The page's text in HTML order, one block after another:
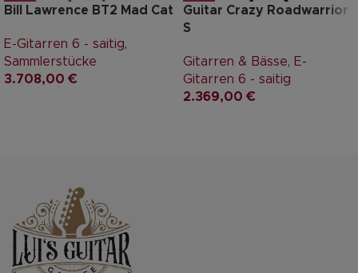
Bill Lawrence BT2 Mad Cat
E-Gitarren 6 - saitig,
Sammlerstücke
3.708,00 €
Guitar Crazy Roadwarrior
S
Gitarren & Bässe, E-
Gitarren 6 - saitig
2.369,00 €